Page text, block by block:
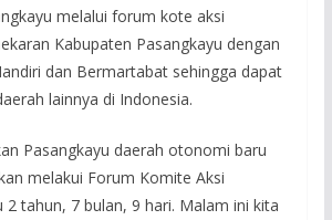
melalui forum kote aksi
Kabupaten Pasangkayu dengan
dan Bermartabat sehingga dapat
lainnya di Indonesia.
Pasangkayu daerah otonomi baru
melakui Forum Komite Aksi
tahun, 7 bulan, 9 hari. Malam ini kita